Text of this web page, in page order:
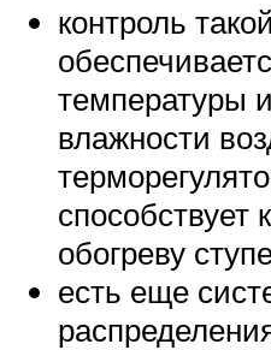
контроль
температуры
влажности
способствует
обогреву
есть еще